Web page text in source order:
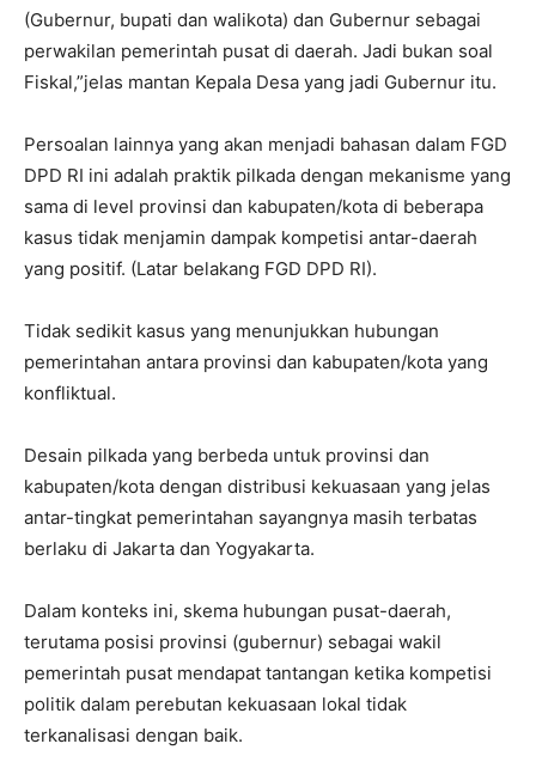
(Gubernur, bupati dan walikota) dan Gubernur sebagai
perwakilan pemerintah pusat di daerah. Jadi bukan soal
Fiskal,”jelas mantan Kepala Desa yang jadi Gubernur itu.
Persoalan lainnya yang akan menjadi bahasan dalam FGD
DPD RI ini adalah praktik pilkada dengan mekanisme yang
sama di level provinsi dan kabupaten/kota di beberapa
kasus tidak menjamin dampak kompetisi antar-daerah
yang positif. (Latar belakang FGD DPD RI).
Tidak sedikit kasus yang menunjukkan hubungan
pemerintahan antara provinsi dan kabupaten/kota yang
konfliktual.
Desain pilkada yang berbeda untuk provinsi dan
kabupaten/kota dengan distribusi kekuasaan yang jelas
antar-tingkat pemerintahan sayangnya masih terbatas
berlaku di Jakarta dan Yogyakarta.
Dalam konteks ini, skema hubungan pusat-daerah,
terutama posisi provinsi (gubernur) sebagai wakil
pemerintah pusat mendapat tantangan ketika kompetisi
politik dalam perebutan kekuasaan lokal tidak
terkanalisasi dengan baik.